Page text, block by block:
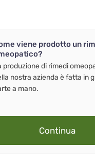
viene prodotto un
produzione di rimedi
nostra azienda è fatta in
a mano.
Continua